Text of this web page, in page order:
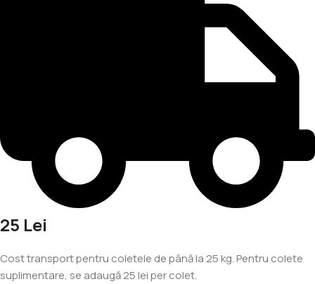
25 Lei
Cost transport pentru coletele de până la 25 kg. Pentru colete
suplimentare, se adaugă 25 lei per colet.